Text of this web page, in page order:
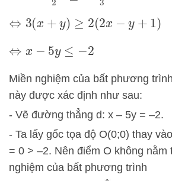
⇔ 3(x+ y) ≥2 (2 x−y+1)
⇔ x− 5y≤− 2
Miền nghiệm của bất phương
này được xác định như sau:
- Vẽ đường thẳng d: x – 5y = –2.
- Ta lấy gốc tọa độ O(0;0) thay
= 0 > –2. Nên điểm O không nằm
nghiệm của bất phương trình